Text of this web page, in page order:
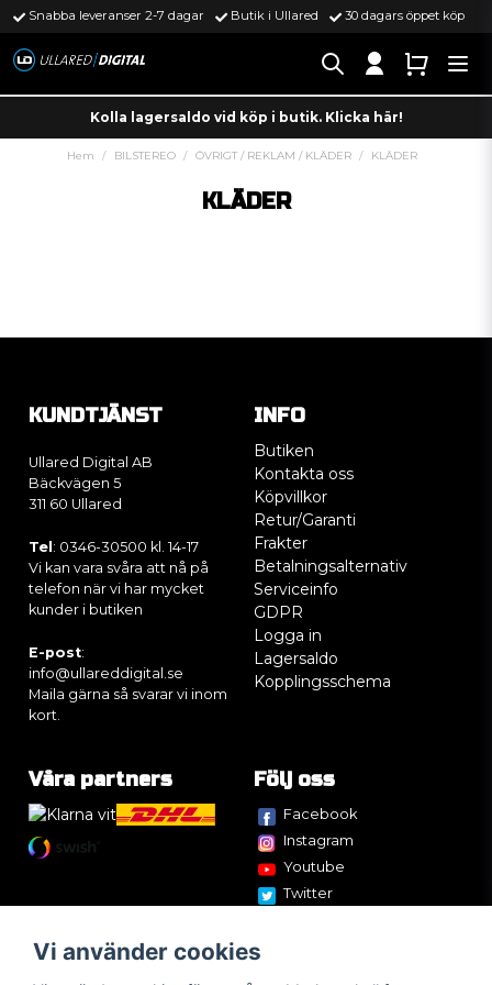
Snabba leveranser 2-7 dagar Butik i Ullared 30 dagars öppet köp
Kolla lagersaldo vid köp i butik. Klicka här!
Hem BILSTEREO ÖVRIGT / REKLAM / KLÄDER KLÄDER
KLÄDER
KUNDTJÄNST
Ullared Digital AB
Bäckvägen 5
311 60 Ullared
Tel : 0346-30500 kl. 14-17
Vi kan vara svåra att nå på
telefon när vi har mycket
kunder i butiken
E-post:
info@ullareddigital.se
Maila gärna så svarar vi inom
kort.
INFO
Butiken
Kontakta oss
Köpvillkor
Retur/Garanti
Frakter
Betalningsalternativ
Serviceinfo
GDPR
Logga in
Lagersaldo
Kopplingsschema
Våra partners Följ oss
Facebook
Instagram
Youtube
Twitter
Vi använder cookies